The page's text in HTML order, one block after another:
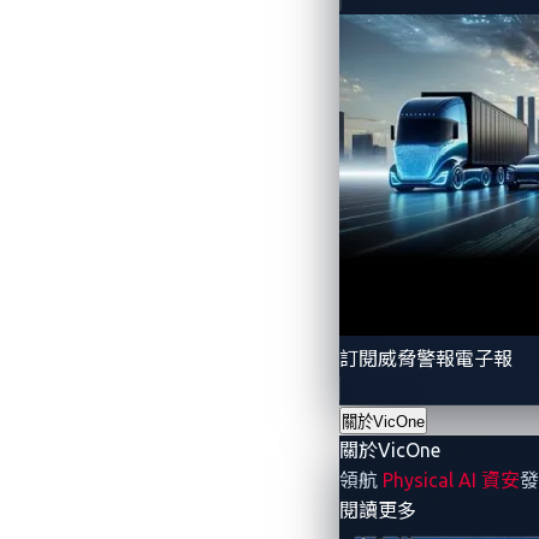
訂閱威脅警報電子報
關於VicOne
關於VicOne
領航 Physical AI 資安
閱讀更多